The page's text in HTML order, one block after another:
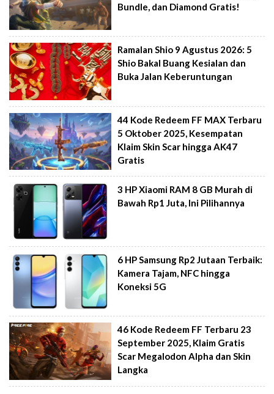
Bundle, dan Diamond Gratis!
Ramalan Shio 9 Agustus 2026: 5
Shio Bakal Buang Kesialan dan
Buka Jalan Keberuntungan
44 Kode Redeem FF MAX Terbaru
5 Oktober 2025, Kesempatan
Klaim Skin Scar hingga AK47
Gratis
3 HP Xiaomi RAM 8 GB Murah di
Bawah Rp1 Juta, Ini Pilihannya
6 HP Samsung Rp2 Jutaan Terbaik:
Kamera Tajam, NFC hingga
Koneksi 5G
46 Kode Redeem FF Terbaru 23
September 2025, Klaim Gratis
Scar Megalodon Alpha dan Skin
Langka